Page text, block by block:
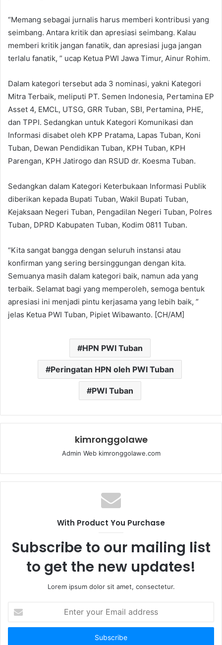
“Memang sebagai jurnalis harus memberi kontribusi yang
seimbang. Antara kritik dan apresiasi seimbang. Kalau
memberi kritik jangan fanatik, dan apresiasi juga jangan
terlalu fanatik, ” ucap Ketua PWI Jawa Timur, Ainur Rohim.
Dalam kategori tersebut ada 3 nominasi, yakni Kategori
Mitra Terbaik, meliputi PT. Semen Indonesia, Pertamina EP
Asset 4, EMCL, UTSG, GRR Tuban, SBI, Pertamina, PHE,
dan TPPI. Sedangkan untuk Kategori Komunikasi dan
Informasi disabet oleh KPP Pratama, Lapas Tuban, Koni
Tuban, Dewan Pendidikan Tuban, KPH Tuban, KPH
Parengan, KPH Jatirogo dan RSUD dr. Koesma Tuban.
Sedangkan dalam Kategori Keterbukaan Informasi Publik
diberikan kepada Bupati Tuban, Wakil Bupati Tuban,
Kejaksaan Negeri Tuban, Pengadilan Negeri Tuban, Polres
Tuban, DPRD Kabupaten Tuban, Kodim 0811 Tuban.
“Kita sangat bangga dengan seluruh instansi atau
konfirman yang sering bersinggungan dengan kita.
Semuanya masih dalam kategori baik, namun ada yang
terbaik. Selamat bagi yang memperoleh, semoga bentuk
apresiasi ini menjadi pintu kerjasama yang lebih baik, ”
jelas Ketua PWI Tuban, Pipiet Wibawanto. [CH/AM]
HPN PWI Tuban
Peringatan HPN oleh PWI Tuban
PWI Tuban
kimronggolawe
Admin Web kimronggolawe.com
With Product You Purchase
Subscribe to our mailing list
to get the new updates!
Lorem ipsum dolor sit amet, consectetur.
t